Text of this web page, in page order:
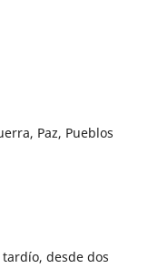
Paz, Pueblos
desde dos